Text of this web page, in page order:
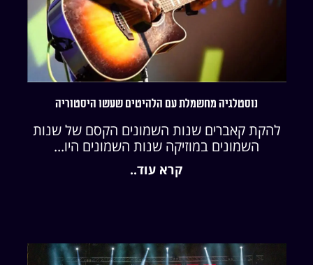
נוסטלגיה מחשמלת עם הלהיטים שעשו היסטוריה
להקת קאברים שנות השמונים הקסם של שנות
השמונים במוזיקה שנות השמונים היו...
קרא עוד..